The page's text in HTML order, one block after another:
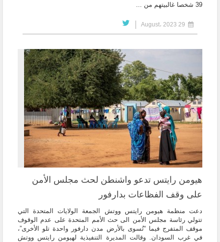
39 شخصا غالبيتهم من ...
هيومن رايتس تدعو واشنطن لحث مجلس الأمن
على وقف الفظاعات بدارفور
دعت منظمة هيومن رايتس ووتش الجمعة الولايات المتحدة التي
تتولي رئاسة مجلس الأمن الى حث الأمم المتحدة على عدم الوقوف
موقف المتفرج فيما “تُسوى بالأرض مدن دارفور واحدة تلو الأخرى”،
في غرب السودان. وقالت المديرة التنفيذية لهيومن رايتس ووتش